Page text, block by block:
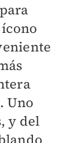
Uno
y del